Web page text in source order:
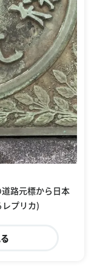
道路元標から日本
レプリカ)